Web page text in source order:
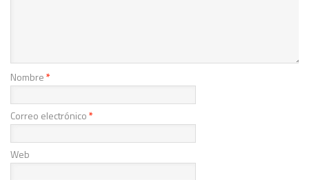
Nombre*
Correo electrónico*
Web